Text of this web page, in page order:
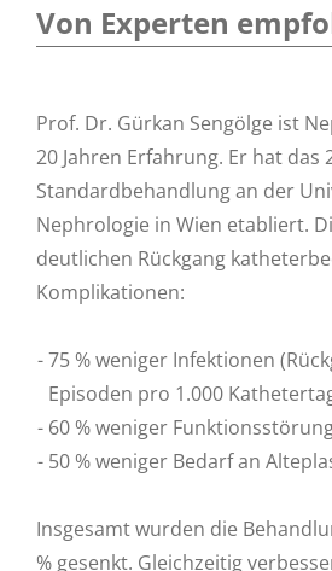
Von Experten
Prof. Dr. Gürkan Sengölge ist
20 Jahren Erfahrung. Er hat das
Standardbehandlung an der
Nephrologie in Wien etabliert.
deutlichen Rückgang
Komplikationen:
75 % weniger Infektionen
Episoden pro 1.000
60 % weniger
50 % weniger Bedarf an
Insgesamt wurden die
% gesenkt. Gleichzeitig